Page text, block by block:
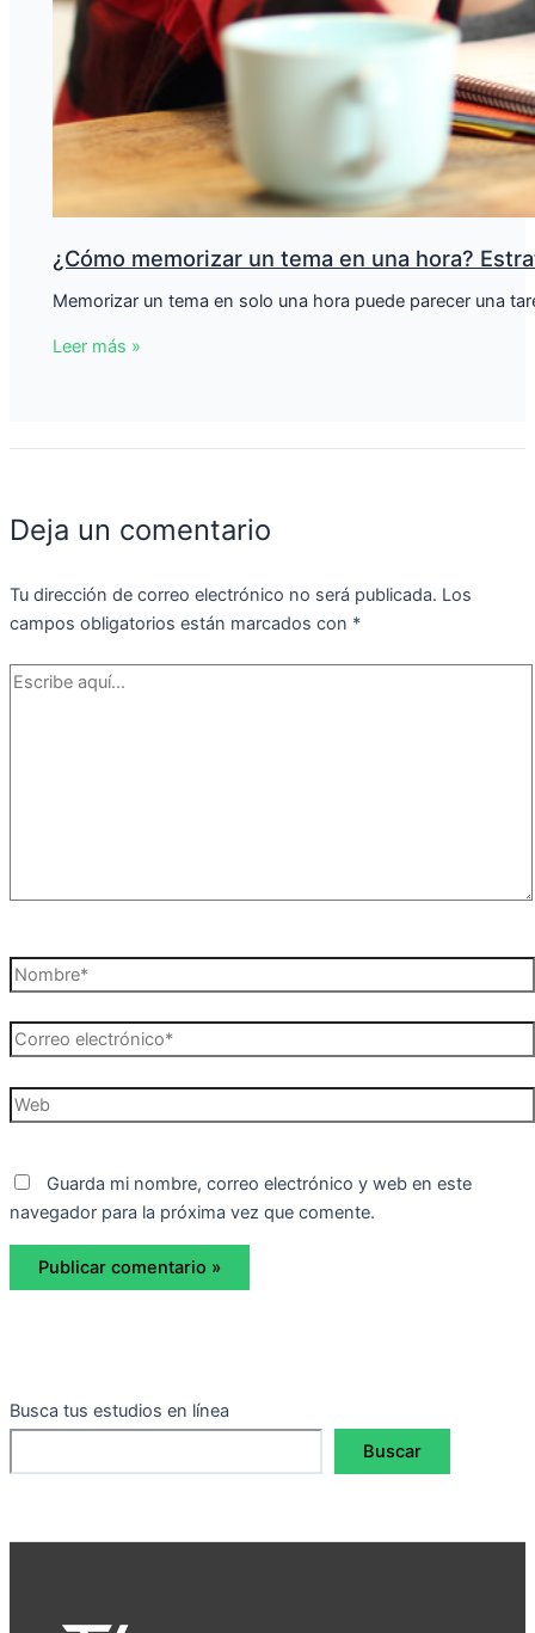
¿Cómo memorizar un tema en una hora?
Memorizar un tema en solo una hora puede parecer una
Leer más »
Deja un comentario
Tu dirección de correo electrónico no será publicada. Los
campos obligatorios están marcados con *
Escribe
Nombre*
Correo
electrónico*
Web
Guarda mi nombre, correo electrónico y web en este
navegador para la próxima vez que comente.
Busca tus estudios en línea
Buscar